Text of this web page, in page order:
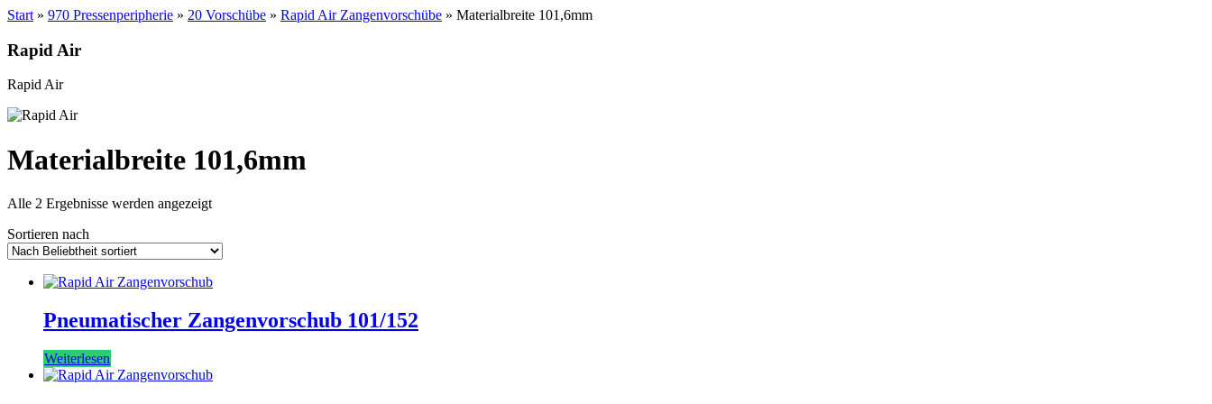
Start » 970 Pressenperipherie » 20 Vorschübe » Rapid Air Zangenvorschübe » Materialbreite 101,6mm
Rapid Air
Rapid Air
Materialbreite 101,6mm
Alle 2 Ergebnisse werden angezeigtNach
Sortieren nach
Pneumatischer Zangenvorschub 101/152
Weiterlesen